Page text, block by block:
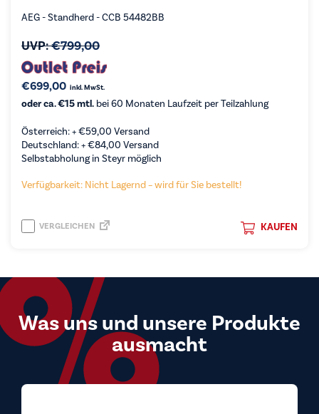
AEG - Standherd - CCB 54482BB
UVP:€799,00
€699,00 inkl. MwSt.
oder ca. €15 mtl. bei 60 Monaten Laufzeit per Teilzahlung
Österreich: +€59,00 Versand
Deutschland: +€84,00 Versand
Selbstabholung in Steyr möglich
Verfügbarkeit: Nicht Lagernd – wird für Sie bestellt!
KAUFEN
VERGLEICHEN
Was uns und unsere Produkte
ausmacht